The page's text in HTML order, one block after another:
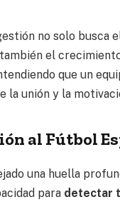
no solo busca
el
que un
la unión y la
al Fútbol
una huella
para detectar